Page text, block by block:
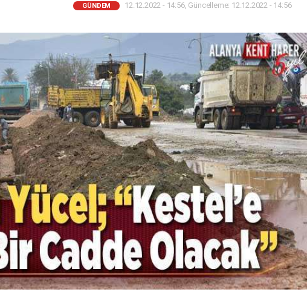
GÜNDEM 12.12.2022 - 14:56, Güncelleme: 12.12.2022 - 14:56